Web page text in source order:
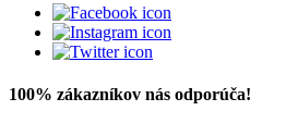
100% zákazníkov nás odporúča!